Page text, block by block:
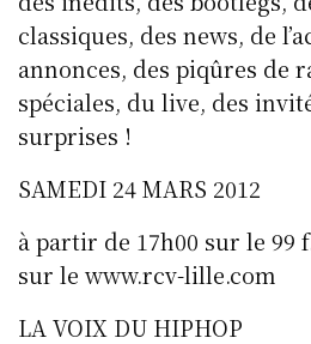
classiques, des news, de
annonces, des piqûres de
spéciales, du live, des
surprises !
SAMEDI 24 MARS 2012
à partir de 17h00 sur le 99
sur le www.rcv-lille.com
LA VOIX DU HIPHOP